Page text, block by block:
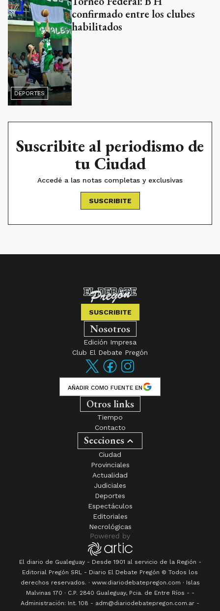
DEPORTES
confirmado entre los clubes
habilitados
Suscribite al periodismo de
tu Ciudad
Accedé a las notas completas y exclusivas
SUSCRIBITE
SUSCRIBITE
Nosotros
Edición Impresa
Club El Debate Pregón
AÑADIR COMO FUENTE EN
Otros links
Tiempo
Contacto
Secciones
Ciudad
Provinciales
Actualidad
Judiciales
Deportes
Espectáculos
Editoriales
Necrológicas
El diario de Gualeguay - Desde 1901 al servicio de la Región -
Editorial Pregón SRL
- Diario El Debate Pregón © Todos los
derechos reservados. · www.diariodebatepregon.com · Islas
Malvinas 170 · C.P. 2840 Gualeguay, Pcia. de Entre Ríos - -
Administración: Int. 108 - adm@diariodebatepregon.com.ar -